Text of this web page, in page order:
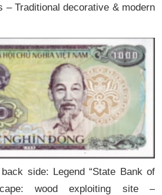
– Traditional decorative & modern
side: Legend “State Bank of
wood exploiting site –